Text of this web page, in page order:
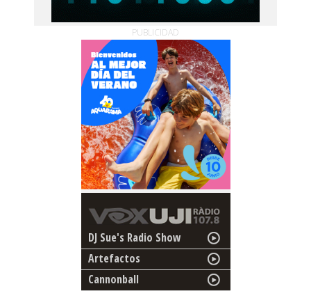
PUBLICIDAD
DJ Sue's Radio Show
Artefactos
Cannonball